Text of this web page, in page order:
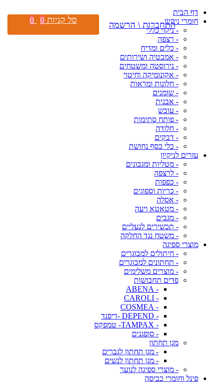
דף הבית
חומרי ניקיון
- ניקוי כללי
- רצפה
- כלים ומדיח
- אמבטיה ושירותים
- נירוסטה ומשטחים
- אקונומיקה וחיטוי
- חלונות ומראות
- שומנים
- אבנית
- עובש
- פותח סתימות
- חלודה
- דבקים
- כלי כסף נחושת
עזרים לניקיון
- מטליות ומגבונים
- לרצפה
- כפפות
- כריות וספוגים
- אסלה
- מטאטא ויעה
- מגבים
- תכשירים לנעליים
- משטח נגד החלקה
מוצרי ספיגה
- חיתולים למבוגרים
- תחתונים למבוגרים
- מוצרים משלימים
פדים תחבושות
- ABENA
- CAROLI
- COSMEA
- DEPEND -דיפנד
- TAMPAX- טמפקס
- סופגנים
מגן תחתון
- מגן תחתון לגברים
- מגן תחתון לנשים
- מוצרי ספיגה לנוער
פינל וחומרי כביסה
התחברות \ הרשמה סל קניות 0
0